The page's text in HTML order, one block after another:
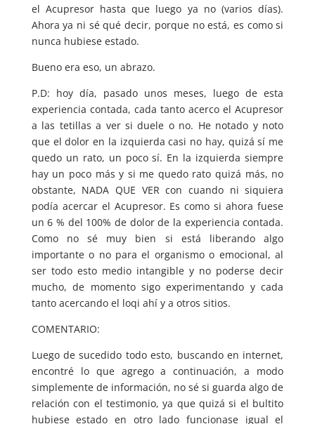
el Acupresor hasta que luego ya no (varios días).
Ahora ya ni sé qué decir, porque no está, es como si
nunca hubiese estado.
Bueno era eso, un abrazo.
P.D: hoy día, pasado unos meses, luego de esta
experiencia contada, cada tanto acerco el Acupresor
a las tetillas a ver si duele o no. He notado y noto
que el dolor en la izquierda casi no hay, quizá sí me
quedo un rato, un poco sí. En la izquierda siempre
hay un poco más y si me quedo rato quizá más, no
obstante, NADA QUE VER con cuando ni siquiera
podía acercar el Acupresor. Es como si ahora fuese
un 6 % del 100% de dolor de la experiencia contada.
Como no sé muy bien si está liberando algo
importante o no para el organismo o emocional, al
ser todo esto medio intangible y no poderse decir
mucho, de momento sigo experimentando y cada
tanto acercando el loqi ahí y a otros sitios.
COMENTARIO:
Luego de sucedido todo esto, buscando en internet,
encontré lo que agrego a continuación, a modo
simplemente de información, no sé si guarda algo de
relación con el testimonio, ya que quizá si el bultito
hubiese estado en otro lado funcionase igual el